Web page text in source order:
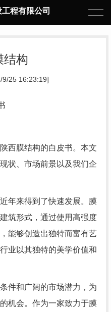
程有限公司
结构
9/25 16:23:19]
西膜结构的白皮书。本文
状、市场前景以及我们企
年来得到了快速发展。膜
筑形式，通过使用高强度
能够创造出独特而富有艺
业以其独特的美学价值和
件和广阔的市场潜力，为
机会。作为一家致力于膜